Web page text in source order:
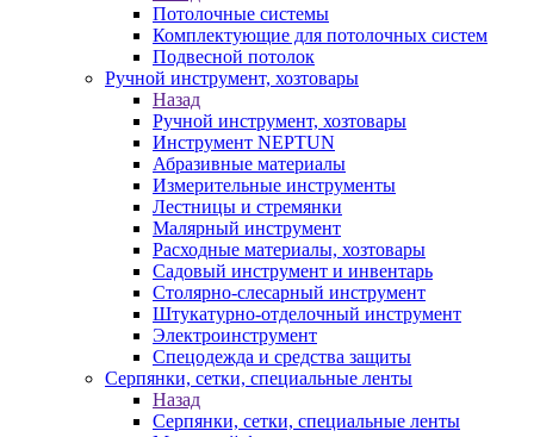
Потолочные системы
Комплектующие для потолочных систем
Подвесной потолок
Ручной инструмент, хозтовары
Назад
Ручной инструмент, хозтовары
Инструмент NEPTUN
Абразивные материалы
Измерительные инструменты
Лестницы и стремянки
Малярный инструмент
Расходные материалы, хозтовары
Садовый инструмент и инвентарь
Столярно-слесарный инструмент
Штукатурно-отделочный инструмент
Электроинструмент
Спецодежда и средства защиты
Серпянки, сетки, специальные ленты
Назад
Серпянки, сетки, специальные ленты